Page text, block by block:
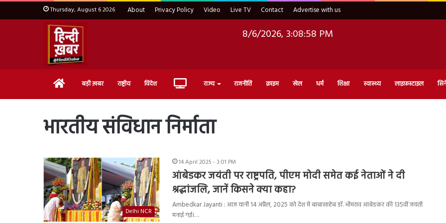
Thursday, August 6 2026 About Privacy Policy Video Live TV Contact Advertise with us
8/6/2026, 3:08:58 PM
Home बड़ी ख़बर राष्ट्रीय विदेश Live राज्य राजनीति क्राइम खेल धर्म शिक्षा स्वास्थ्य लाइफ़स्टाइल
भारतीय संविधान निर्माता
Delhi NCR
14 April 2025 - 3:01 PM
आंबेडकर जयंती पर राष्ट्रपति, पीएम मोदी समेत कई नेताओं ने दी
श्रद्धांजलि, जानें किसने क्या कहा?
Ambedkar Jayanti : आज यानी 14 अप्रैल, 2025 को देश में बाबासाहेब डॉ. भीमराव आंबेडकर की 135वीं जयंती
मनाई गई।…